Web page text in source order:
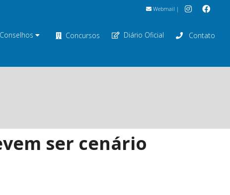
Webmail |
Conselhos Concursos Diário Oficial Contato
ser cenário